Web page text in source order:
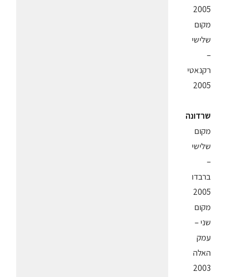
2005
מקום
שלישי
–
רקנאטי
2005
שרדונה
מקום
שלישי
–
ברבדו
2005
מקום
שני –
עמק
האלה
2003